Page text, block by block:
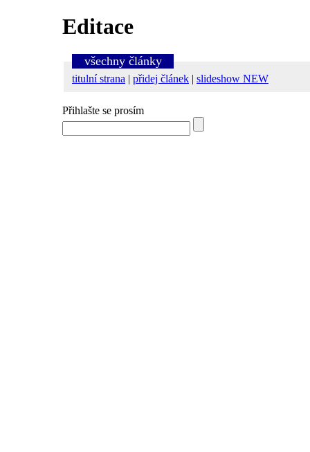
Editace
všechny články
titulní strana | přidej článek | slideshow NEW
Přihlašte se prosím